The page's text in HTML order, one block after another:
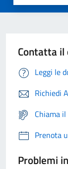
Contatta il
Leggi le
Richiedi
Chiama
Prenota
Problemi